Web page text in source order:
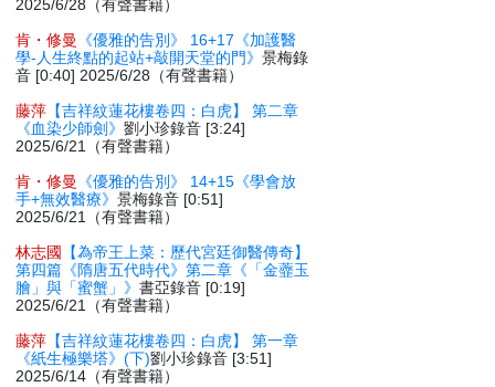
2025/6/28（有聲書籍）
肯・修曼
《優雅的告別》 16+17《加護醫
學-人生終點的起站+敲開天堂的門》景梅錄
音 [0:40] 2025/6/28（有聲書籍）
藤萍 【吉祥紋蓮花樓卷四：白虎】 第二章
《血染少師劍》劉小珍錄音 [3:24]
2025/6/21（有聲書籍）
肯・修曼
《優雅的告別》 14+15《學會放
手+無效醫療》景梅錄音 [0:51]
2025/6/21（有聲書籍）
林志國
【為帝王上菜：歷代宮廷御醫傳奇】
第四篇《隋唐五代時代》第二章《「金虀玉
膾」與「蜜蟹」》書亞錄音 [0:19]
2025/6/21（有聲書籍）
藤萍 【吉祥紋蓮花樓卷四：白虎】 第一章
《紙生極樂塔》(下)劉小珍錄音 [3:51]
2025/6/14（有聲書籍）